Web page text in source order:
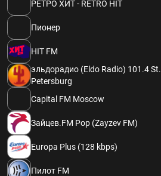
РЕТРО ХИТ - RETRO HIT
Пионер
HIT FM
эльдорадио (Eldo Radio) 101.4 St.
Petersburg
Capital FM Moscow
Зайцев.FM Pop (Zayzev FM)
Europa Plus (128 kbps)
Пилот FM